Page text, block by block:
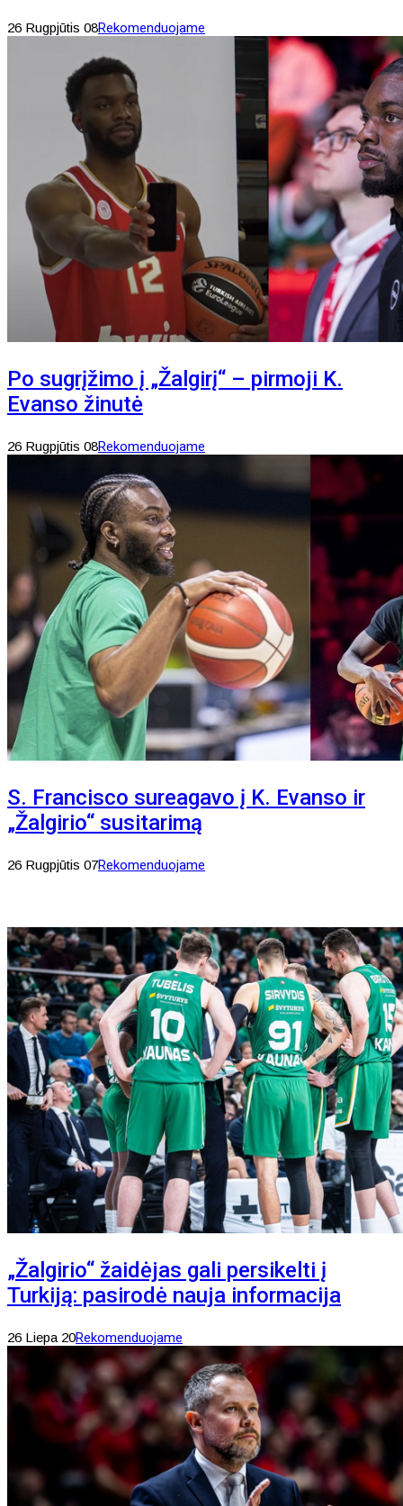
26 Rugpjūtis 08Rekomenduojame
Po sugrįžimo į „Žalgirį“ – pirmoji K.
Evanso žinutė
26 Rugpjūtis 08Rekomenduojame
S. Francisco sureagavo į K. Evanso ir
„Žalgirio“ susitarimą
26 Rugpjūtis 07Rekomenduojame
„Žalgirio“ žaidėjas gali persikelti į
Turkiją: pasirodė nauja informacija
26 Liepa 20Rekomenduojame